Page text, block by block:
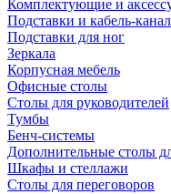
Комплектующие и
Подставки и кабель-
Подставки для ног
Зеркала
Корпусная мебель
Офисные столы
Столы для руководителей
Тумбы
Бенч-системы
Дополнительные столы
Шкафы и стеллажи
Столы для переговоров